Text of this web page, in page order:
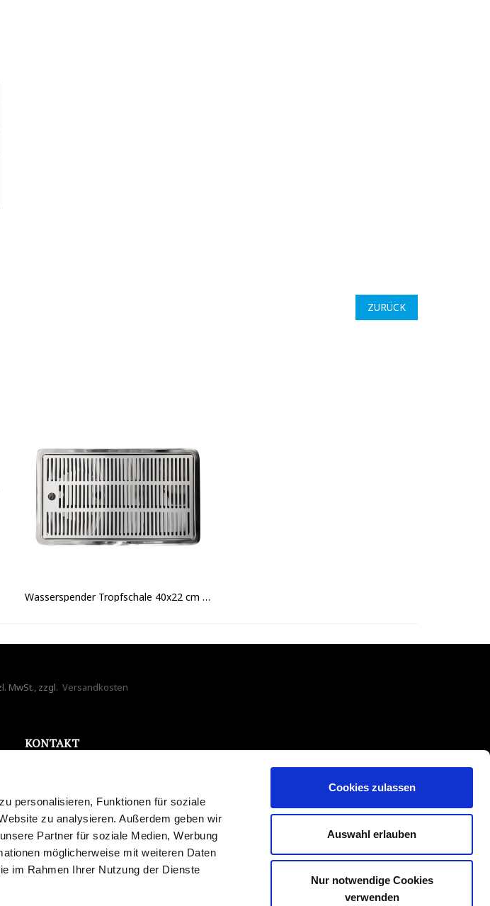
personalisieren, Funktionen für soziale
zu analysieren. Außerdem geben wir
Partner für soziale Medien, Werbung
möglicherweise mit weiteren Daten
im Rahmen Ihrer Nutzung der Dienste
Cookies zulassen
Auswahl erlauben
Nur notwendige Cookies
verwenden
ZURÜCK
Wasserspender Tropfschale 40x22 cm - mit Ablauf
MwSt., zzgl. Versandkosten
KONTAKT
86441 Zusmarshausen
Deutschland
info@bela-aqua.de